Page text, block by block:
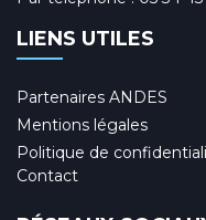
LIENS UTILES
Partenaires ANDES
Mentions légales
Politique de
Contact